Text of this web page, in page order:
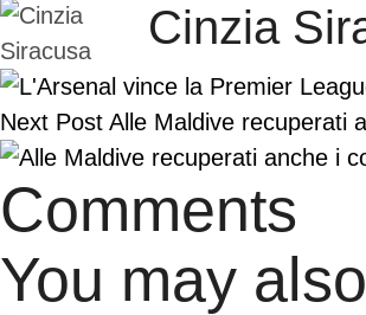
Cinzia
Next Post Alle Maldive recuperati
Comments
You may